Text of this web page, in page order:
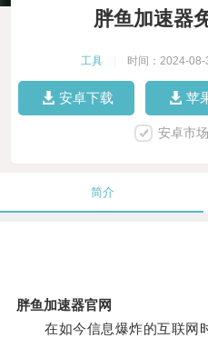
胖鱼加速器
工具 时间：2024-08-
安卓下载 苹
安卓市
简介
胖鱼加速器官网
在如今信息爆炸的互联网